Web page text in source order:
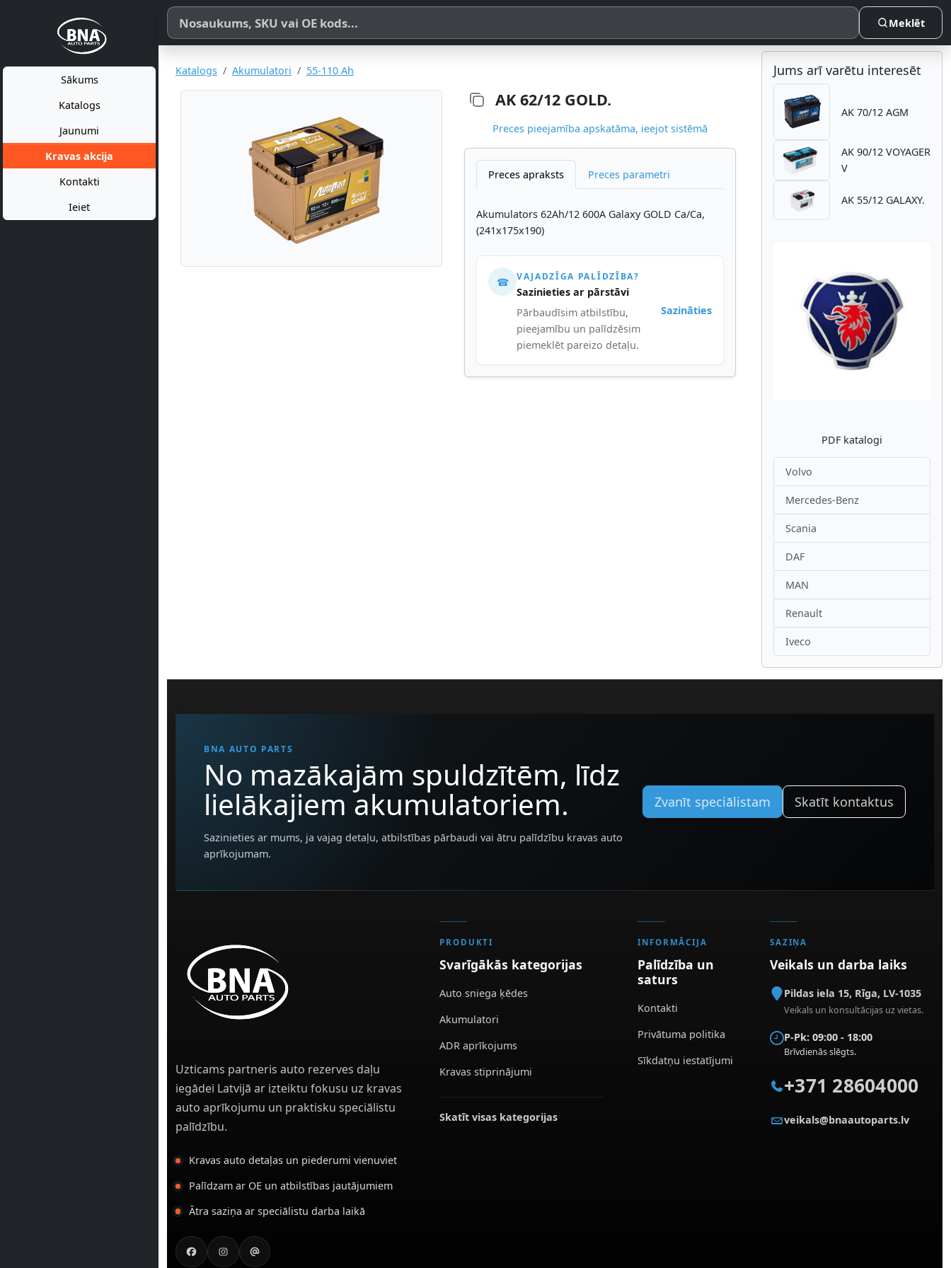
Sākums
Katalogs
Jaunumi
Kravas akcija
Kontakti
Ieiet
Meklēt pēc produkta nosaukuma, SKU vai OE koda
Meklēt
Katalogs Akumulatori 55-110 Ah
AK 62/12 GOLD.
Preces pieejamība apskatāma, ieejot sistēmā
Preces apraksts Preces parametri
Akumulators 62Ah/12 600A Galaxy GOLD Ca/Ca,
(241x175x190)
☎ VAJADZĪGA PALĪDZĪBA?
Sazinieties ar pārstāvi
Pārbaudīsim atbilstību,
pieejamību un palīdzēsim
piemeklēt pareizo detaļu.
Sazināties
Jums arī varētu interesēt
AK 70/12 AGM
AK 90/12 VOYAGER
V
AK 55/12 GALAXY.
Atpakaļ
PDF katalogi
Volvo
Mercedes-Benz
Scania
DAF
MAN
Renault
Iveco
BNA AUTO PARTS
No mazākajām spuldzītēm, līdz
lielākajiem akumulatoriem.
Sazinieties ar mums, ja vajag detaļu, atbilstības pārbaudi vai ātru palīdzību kravas auto
aprīkojumam.
Zvanīt speciālistam Skatīt kontaktus
Uzticams partneris auto rezerves daļu
iegādei Latvijā ar izteiktu fokusu uz kravas
auto aprīkojumu un praktisku speciālistu
palīdzību.
Kravas auto detaļas un piederumi vienuviet
Palīdzam ar OE un atbilstības jautājumiem
Ātra saziņa ar speciālistu darba laikā
PRODUKTI
Svarīgākās kategorijas
Auto sniega ķēdes
Akumulatori
ADR aprīkojums
Kravas stiprinājumi
Skatīt visas kategorijas
INFORMĀCIJA
Palīdzība un
saturs
Kontakti
Privātuma politika
Sīkdatņu iestatījumi
SAZIŅA
Veikals un darba laiks
Pildas iela 15, Rīga, LV-1035
Veikals un konsultācijas uz vietas.
P-Pk: 09:00 - 18:00
Brīvdienās slēgts.
+371 28604000
veikals@bnaautoparts.lv